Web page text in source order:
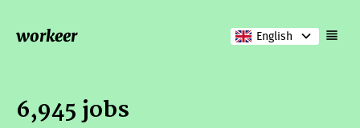
workeer English
6,945 jobs